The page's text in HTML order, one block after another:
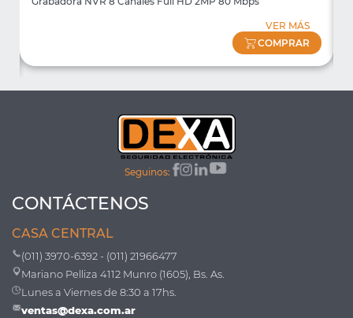
VER MÁS
COMPRAR
Seguinos:
CONTÁCTENOS
CASA CENTRAL
(011) 3970-6392 - (011) 21966477
Mariano Pelliza 4112 Munro (1605), Bs. As.
Lunes a Viernes de 8:30 a 17hs.
ventas@dexa.com.ar